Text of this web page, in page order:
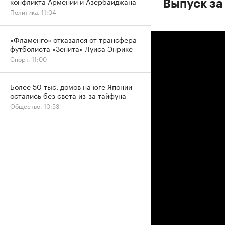
Выпуск
Политика, 11:04
«Фламенго» отказался от трансфера
футболиста «Зенита» Луиса Энрике
Спорт, 11:00
Более 50 тыс. домов на юге Японии
остались без света из-за тайфуна
Общество, 10:53